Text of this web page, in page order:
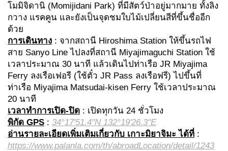
โมมิจิดานิ (Momijidani Park) ที่มีสัตว์ป่าอยู่มากมาย ทั้งลิง
กวาง แรคคูน และยังเป็นจุดชมใบไม้เปลี่ยนสีที่ขึ้นชื่ออีก
ด้วย
การเดินทาง : จากสถานี Hiroshima Station ให้ขึ้นรถไฟ
สาย Sanyo Line ไปลงที่สถานี Miyajimaguchi Station ใช้
เวลาประมาณ 30 นาที แล้วเดินไปท่าเรือ JR Miyajima
Ferry ลงเรือเฟอรี (ใช้ตั๋ว JR Pass ลงเรือฟรี) ไปขึ้นที่
ท่าเรือ Miyajima Matsudai-kisen Ferry ใช้เวลาประมาณ
20 นาที
เวลาทำการเปิด-ปิด : เปิดทุกวัน 24 ชั่วโมง
พิกัด GPS : 34°17'51.4"N 132°19'26.3"E
อ่านรายละเอียดเพิ่มเติมเกี่ยวกับ เกาะมิยาจิมะ ได้ที่ :
https://www.palanla.com/th/abroadLocation/detail/1243